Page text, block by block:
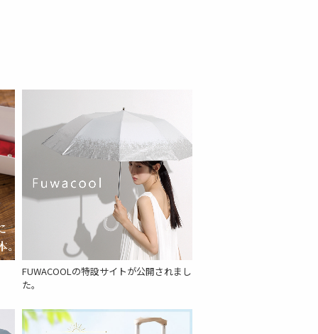
FUWACOOLの特設サイトが公開されまし
た。